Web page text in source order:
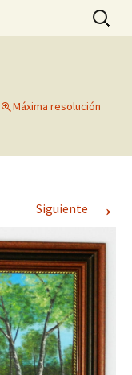
sidra,
informatica,
Buscar:
Máxima resolución
Siguiente →